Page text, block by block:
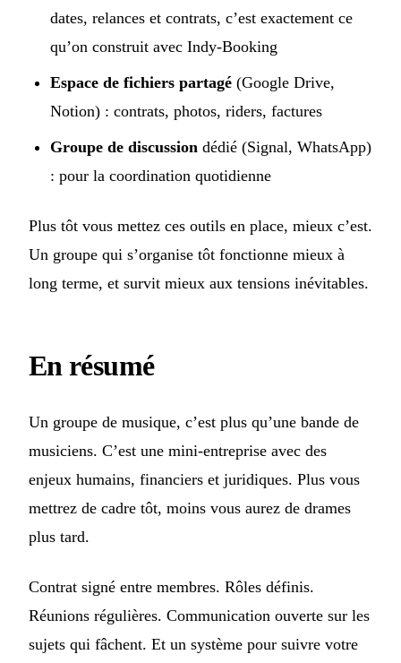
dates, relances et contrats, c’est exactement ce
qu’on construit avec Indy-Booking
Espace de fichiers partagé (Google Drive,
Notion) : contrats, photos, riders, factures
Groupe de discussion dédié (Signal, WhatsApp)
: pour la coordination quotidienne
Plus tôt vous mettez ces outils en place, mieux c’est.
Un groupe qui s’organise tôt fonctionne mieux à
long terme, et survit mieux aux tensions inévitables.
En résumé
Un groupe de musique, c’est plus qu’une bande de
musiciens. C’est une mini-entreprise avec des
enjeux humains, financiers et juridiques. Plus vous
mettrez de cadre tôt, moins vous aurez de drames
plus tard.
Contrat signé entre membres. Rôles définis.
Réunions régulières. Communication ouverte sur les
sujets qui fâchent. Et un système pour suivre votre